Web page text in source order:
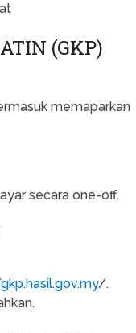
(GKP)
memaparkan
secara one-off.
/.